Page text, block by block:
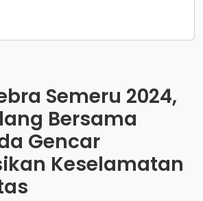
Semeru 2024,
Bersama
Gencar
Keselamatan